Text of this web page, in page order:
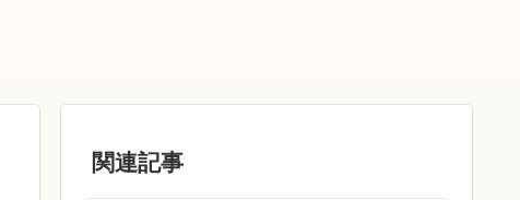
関連記事